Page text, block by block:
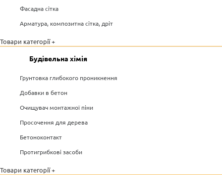
Фасадна сітка
Арматура, композитна сітка, дріт
Товари категорії +
Будівельна хімія
Грунтовка глибокого проникнення
Добавки в бетон
Очищувач монтажної піни
Просочення для дерева
Бетоноконтакт
Протигрибкові засоби
Товари категорії +